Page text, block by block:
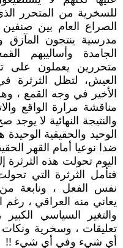
للسخرية من المتحرر
الصراع العام بين
مدرسية ينتجون المآزق
الجامدة وأساليبهم
متحررين يعملون على
العيش، لتظل الثرثرة
الأخير في وجه القمع ،
مناقشة مرارة الواقع
والنتيجة النهائية لا
الوحيد والحقيقية
ضدا نوعيا أمام القهر
اليوم تحولت هذه الثرثرة
فتأمل الثرثرة التي
نفس الفعل ، ونابعة
يعاني منه العراقي ،
والتغير السياسي
تعليقات ، وسخرية
أي شيء وفي أي شيء !!